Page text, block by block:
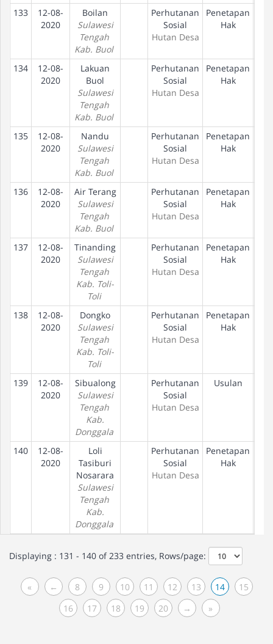
133
12-08-
2020
Boilan
Sulawesi
Tengah
Kab. Buol
Perhutanan
Sosial
Hutan Desa
Penetapan
Hak
134
12-08-
2020
Lakuan
Buol
Sulawesi
Tengah
Kab. Buol
Perhutanan
Sosial
Hutan Desa
Penetapan
Hak
135
12-08-
2020
Nandu
Sulawesi
Tengah
Kab. Buol
Perhutanan
Sosial
Hutan Desa
Penetapan
Hak
136
12-08-
2020
Air Terang
Sulawesi
Tengah
Kab. Buol
Perhutanan
Sosial
Hutan Desa
Penetapan
Hak
137
12-08-
2020
Tinanding
Sulawesi
Tengah
Kab. Toli-
Toli
Perhutanan
Sosial
Hutan Desa
Penetapan
Hak
138
12-08-
2020
Dongko
Sulawesi
Tengah
Kab. Toli-
Toli
Perhutanan
Sosial
Hutan Desa
Penetapan
Hak
139
12-08-
2020
Sibualong
Sulawesi
Tengah
Kab.
Donggala
Perhutanan
Sosial
Hutan Desa
Usulan
140
12-08-
2020
Loli
Tasiburi
Nosarara
Sulawesi
Tengah
Kab.
Donggala
Perhutanan
Sosial
Hutan Desa
Penetapan
Hak
Displaying : 131 - 140 of 233 entries, Rows/page:
« ← 8 9 10 11 12 13 14
15
16
17 18 19 20 → »